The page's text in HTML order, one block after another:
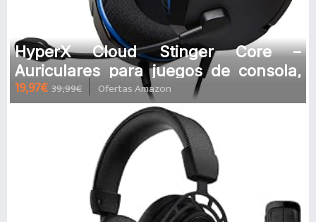
HyperX Cloud Stinger Core –
Auriculares para juegos de consola,
Compatibles con PS5, PS4, PS4 Pro
19,97€ 39,99€ Ofertas Amazon